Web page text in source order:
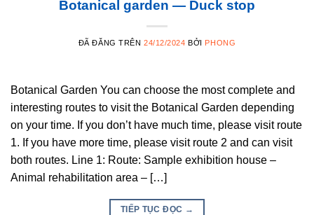
Botanical garden — Duck stop
ĐÃ ĐĂNG TRÊN24/12/2024 BỞI PHONG
Botanical Garden You can choose the most complete and
interesting routes to visit the Botanical Garden depending
on your time. If you don’t have much time, please visit route
1. If you have more time, please visit route 2 and can visit
both routes. Line 1: Route: Sample exhibition house –
Animal rehabilitation area – […]
TIẾP TỤC ĐỌC →